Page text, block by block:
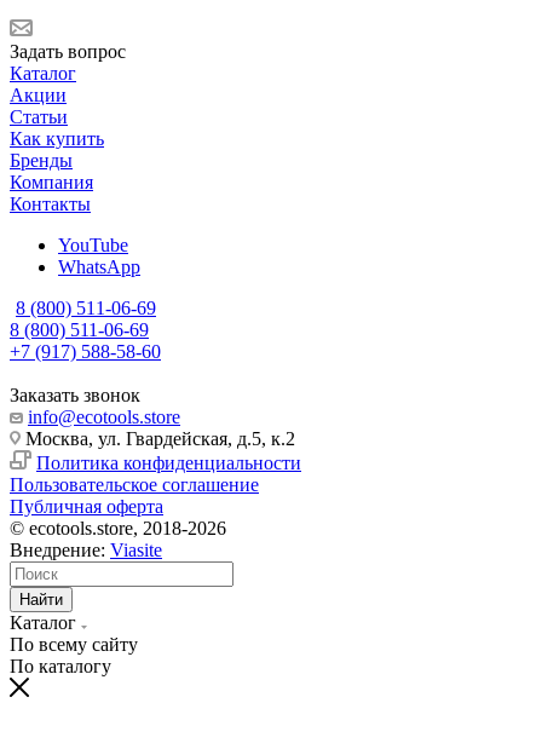
Задать вопрос
Каталог
Акции
Статьи
Как купить
Бренды
Компания
Контакты
YouTube
WhatsApp
8 (800) 511-06-69
8 (800) 511-06-69
+7 (917) 588-58-60
Заказать звонок
info@ecotools.store
Москва, ул. Гвардейская, д.5, к.2
Политика конфиденциальности
Пользовательское соглашение
Публичная оферта
© ecotools.store, 2018-2026
Внедрение: Viasite
Найти
Каталог
По всему сайту
По каталогу